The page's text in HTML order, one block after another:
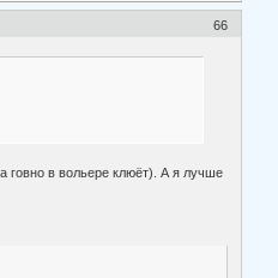
66
говно в вольере клюёт). А я лучше